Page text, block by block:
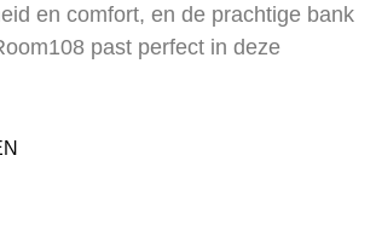
en comfort, en de prachtige bank
past perfect in deze